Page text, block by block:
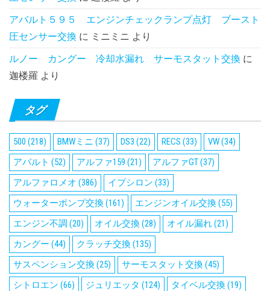
アバルト５９５ エンジンチェックランプ点灯 ブースト
圧センサー交換 に ミニミニ より
ルノー カングー 冷却水漏れ サーモスタット交換 に
迦楼羅 より
タグ
500 (218) BMWミニ (37) DS3 (22) RECS (33) VW(34)
アバルト (52) アルファ159 (21) アルファGT(37)
アルファロメオ (386) イプシロン (33)
ウォーターポンプ交換(161) エンジンオイル交換(55)
エンジン不調 (20) オイル交換(28) オイル漏れ(21)
カングー (44) クラッチ交換(135)
サスペンション交換(25) サーモスタット交換(45)
シトロエン (66) ジュリエッタ (124) タイベル交換(19)